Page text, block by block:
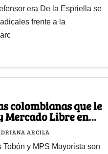
era De la Espriella se
frente a la
colombianas que le
Mercado Libre en
ARCILA
y MPS Mayorista son